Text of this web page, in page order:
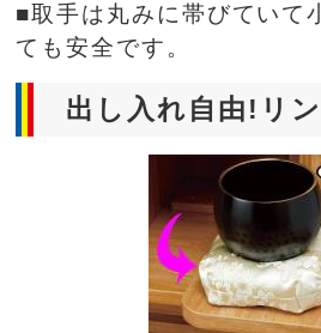
■取手は丸みに帯びていて
ても安全です。
出し入れ自由!リ